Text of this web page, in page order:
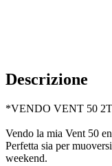
Descrizione
*VENDO VENT 50 2T
Vendo la mia Vent 50
Perfetta sia per
weekend.